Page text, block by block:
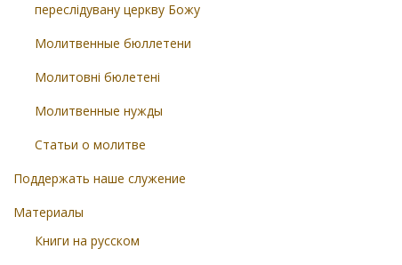
переслідувану церкву Божу
Молитвенные бюллетени
Молитовні бюлетені
Молитвенные нужды
Статьи о молитве
Поддержать наше служение
Материалы
Книги на русском